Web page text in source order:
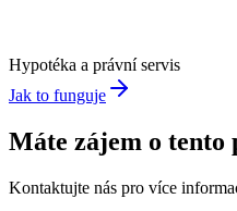
Hypotéka a právní servis
Jak to funguje
Máte zájem o tento
Kontaktujte nás pro více